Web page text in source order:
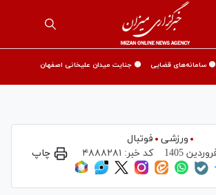
🟡 سامانه‌های قضایی 🟡 جنایت میدان علیخانی اصفهان
ورزشی
فوتبال
کد خبر: ۴۸۸۸۲۸۱ چاپ